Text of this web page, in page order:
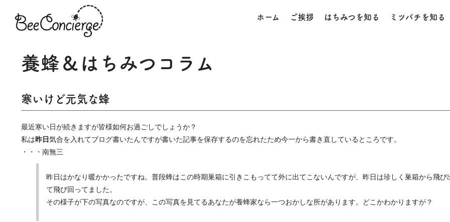
ホーム ご挨拶 はちみつを知る ミツバチを知る
養蜂＆はちみつコラム
寒いけど元気な蜂
最近寒い日が続きますが皆様如何お過ごしでしょうか？
私は昨日気合を入れてブログ書いたんですが書いた記事を保存するのを忘れたため今一から書き直しているところです。
・・・南無三
昨日はかなり暖かかったですね。普段蜂はこの時期巣箱に引きこもってて外に出てこないんですが、昨日は珍しく巣箱から飛び
て飛び回ってました。
その様子が下の写真なのですが、この写真を見てるあなたが養蜂家なら一つおかしな所があります。どこかわかりますが？